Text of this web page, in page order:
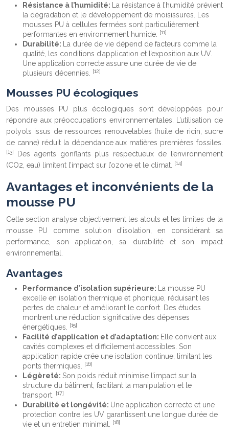
Résistance à l’humidité:
La résistance à l’humidité prévient
la dégradation et le développement de moisissures. Les
mousses PU à cellules fermées sont particulièrement
performantes en environnement humide.
[11]
Durabilité:
La durée de vie dépend de facteurs comme la
qualité, les conditions d’application et l’exposition aux UV.
Une application correcte assure une durée de vie de
plusieurs décennies.
[12]
Mousses PU écologiques
Des mousses PU plus écologiques sont développées pour
répondre aux préoccupations environnementales. L’utilisation de
polyols issus de ressources renouvelables (huile de ricin, sucre
de canne) réduit la dépendance aux matières premières fossiles.
[13]
Des agents gonflants plus respectueux de l’environnement
(CO2, eau) limitent l’impact sur l’ozone et le climat.
[14]
Avantages et inconvénients de la
mousse PU
Cette section analyse objectivement les atouts et les limites de la
mousse PU comme solution d’isolation, en considérant sa
performance, son application, sa durabilité et son impact
environnemental.
Avantages
Performance d’isolation supérieure:
La mousse PU
excelle en isolation thermique et phonique, réduisant les
pertes de chaleur et améliorant le confort. Des études
montrent une réduction significative des dépenses
énergétiques.
[15]
Facilité d’application et d’adaptation: Elle convient aux
cavités complexes et difficilement accessibles. Son
application rapide crée une isolation continue, limitant les
ponts thermiques.
[16]
Légèreté: Son poids réduit minimise l’impact sur la
structure du bâtiment, facilitant la manipulation et le
transport.
[17]
Durabilité et longévité: Une application correcte et une
protection contre les UV garantissent une longue durée de
vie et un entretien minimal.
[18]